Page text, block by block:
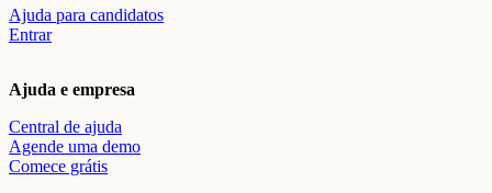
Ajuda para candidatos
Entrar
Ajuda e empresa
Central de ajuda
Agende uma demo
Comece grátis